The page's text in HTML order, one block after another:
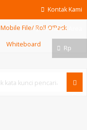
Kontak Kami
Member Area
Rp
Mobile File/ Roll O’Pack
Whiteboard